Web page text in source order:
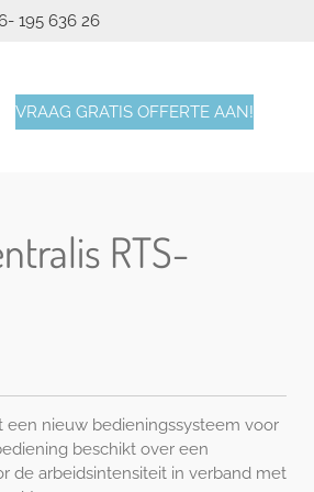
195 636 26
VRAAG GRATIS OFFERTE AAN!
RTS-
nieuw bedieningssysteem voor
beschikt over een
de arbeidsintensiteit in verband met